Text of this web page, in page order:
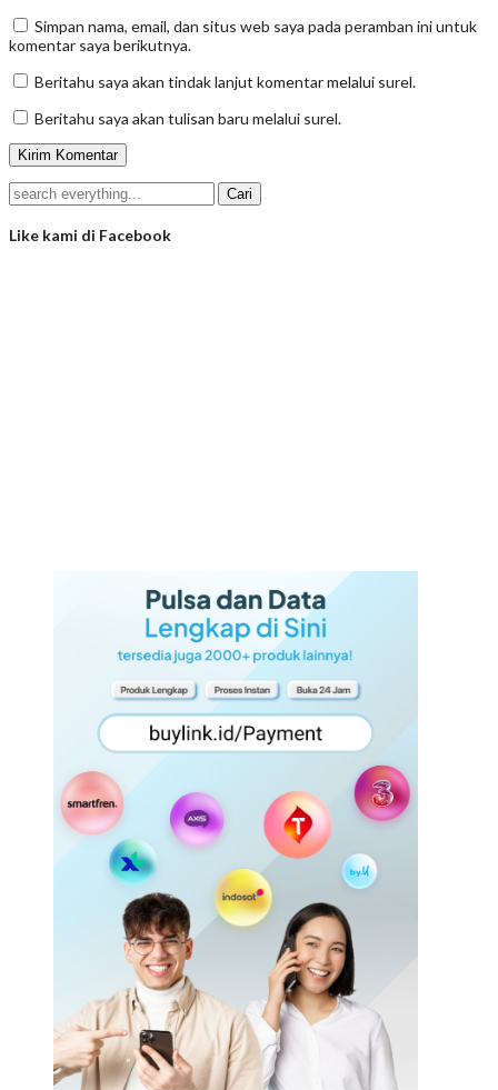
Simpan nama, email, dan situs web saya pada peramban ini untuk
komentar saya berikutnya.
Beritahu saya akan tindak lanjut komentar melalui surel.
Beritahu saya akan tulisan baru melalui surel.
Like kami di Facebook